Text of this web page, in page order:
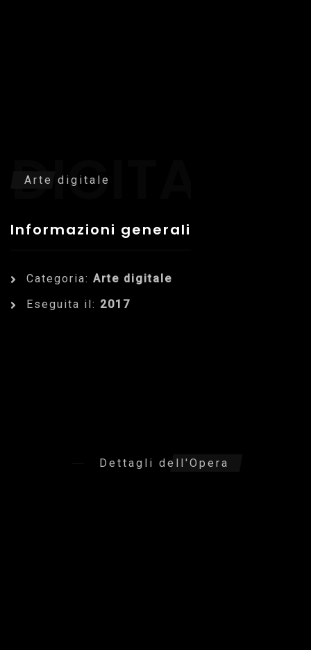
DIGITALE
Arte digitale
Informazioni generali
Categoria: Arte digitale
Eseguita il: 2017
Dettagli dell'Opera